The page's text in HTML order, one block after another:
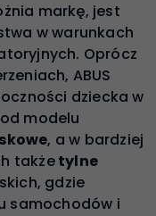
markę, jest
w warunkach
Oprócz
ABUS
dziecka w
modelu
, a w bardziej
takżetylne
gdzie
samochodów i